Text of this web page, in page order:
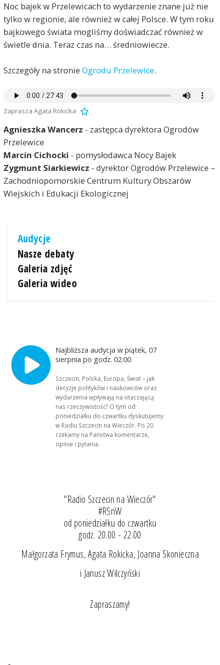
Noc bajek w Przelewicach to wydarzenie znane już nie
tylko w regionie, ale również w całej Polsce. W tym roku
bajkowego świata mogliśmy doświadczać również w
świetle dnia. Teraz czas na… średniowiecze.
Szczegóły na stronie Ogrodu Przelewice.
Zaprasza Agata Rokicka
Agnieszka Wancerz - zastępca dyrektora Ogrodów
Przelewice
Marcin Cichocki - pomysłodawca Nocy Bajek
Zygmunt Siarkiewicz - dyrektor Ogrodów Przelewice –
Zachodniopomorskie Centrum Kultury Obszarów
Wiejskich i Edukacji Ekologicznej
Audycje
Nasze debaty
Galeria zdjęć
Galeria wideo
Najbliższa audycja w piątek, 07
sierpnia po godz. 02:00
Szczecin, Polska, Europa, Świat – jak
decyzje polityków i naukowców oraz
wydarzenia wpływają na otaczającą
nas rzeczywistość? O tym od
poniedziałku do czwartku dyskutujemy
w Radiu Szczecin na Wieczór. Po 20
czekamy na Państwa komentarze,
opinie i pytania.
"Radio Szczecin na Wieczór"
#RSnW
od poniedziałku do czwartku
godz. 20.00 - 22.00
Małgorzata Frymus, Agata Rokicka, Joanna Skonieczna
i Janusz Wilczyński
Zapraszamy!